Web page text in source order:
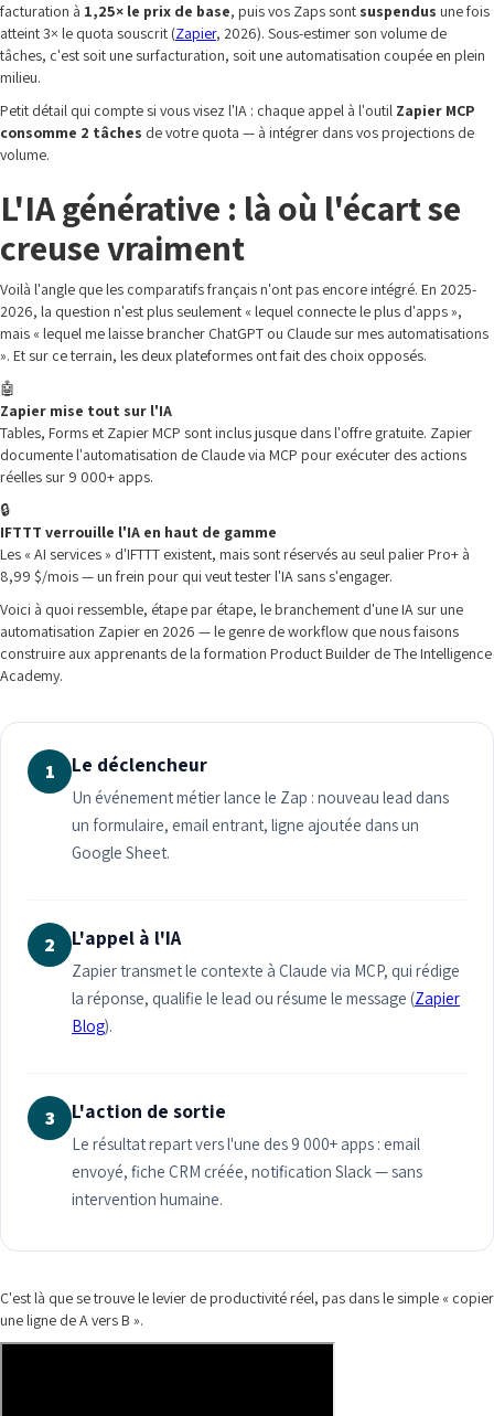
facturation à 1,25× le prix de base, puis vos Zaps sont suspendus une fois
atteint 3× le quota souscrit (Zapier, 2026). Sous-estimer son volume de
tâches, c'est soit une surfacturation, soit une automatisation coupée en plein
milieu.
Petit détail qui compte si vous visez l'IA : chaque appel à l'outil Zapier MCP
consomme 2 tâches de votre quota — à intégrer dans vos projections de
volume.
L'IA générative : là où l'écart se
creuse vraiment
Voilà l'angle que les comparatifs français n'ont pas encore intégré. En 2025-
2026, la question n'est plus seulement « lequel connecte le plus d'apps »,
mais « lequel me laisse brancher ChatGPT ou Claude sur mes automatisations
». Et sur ce terrain, les deux plateformes ont fait des choix opposés.
🤖
Zapier mise tout sur l'IA
Tables, Forms et Zapier MCP sont inclus jusque dans l'offre gratuite. Zapier
documente l'automatisation de Claude via MCP pour exécuter des actions
réelles sur 9 000+ apps.
🔒
IFTTT verrouille l'IA en haut de gamme
Les « AI services » d'IFTTT existent, mais sont réservés au seul palier Pro+ à
8,99 $/mois — un frein pour qui veut tester l'IA sans s'engager.
Voici à quoi ressemble, étape par étape, le branchement d'une IA sur une
automatisation Zapier en 2026 — le genre de workflow que nous faisons
construire aux apprenants de la formation Product Builder de The Intelligence
Academy.
1 Le déclencheur
Un événement métier lance le Zap : nouveau lead dans
un formulaire, email entrant, ligne ajoutée dans un
Google Sheet.
2 L'appel à l'IA
Zapier transmet le contexte à Claude via MCP, qui rédige
la réponse, qualifie le lead ou résume le message (Zapier
Blog).
3 L'action de sortie
Le résultat repart vers l'une des 9 000+ apps : email
envoyé, fiche CRM créée, notification Slack — sans
intervention humaine.
C'est là que se trouve le levier de productivité réel, pas dans le simple « copier
une ligne de A vers B ».